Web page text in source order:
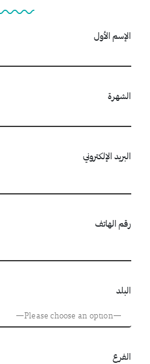
الإسم الأول
الشهرة
البريد الإلكتروني
رقم الهاتف
البلد
الفرع